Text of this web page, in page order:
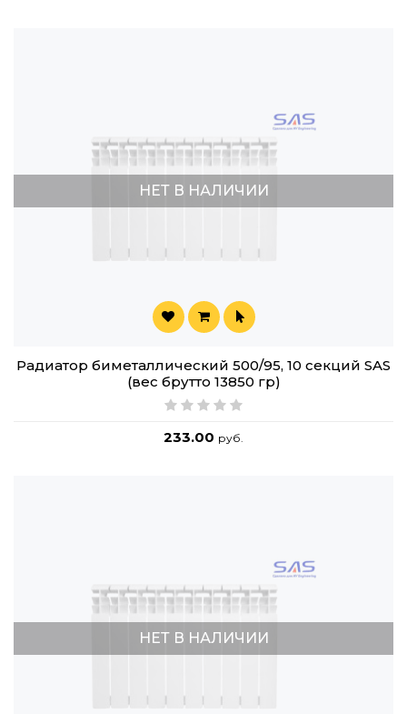
НЕТ В НАЛИЧИИ
Радиатор биметаллический 500/95, 10 секций SAS
(вес брутто 13850 гр)
233.00 руб.
НЕТ В НАЛИЧИИ